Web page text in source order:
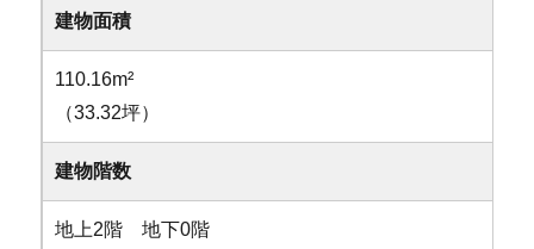
建物面積
110.16m²
（33.32坪）
建物階数
地上2階 地下0階